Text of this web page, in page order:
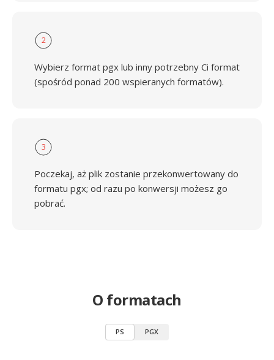
2
Wybierz format pgx lub inny potrzebny Ci format
(spośród ponad 200 wspieranych formatów).
3
Poczekaj, aż plik zostanie przekonwertowany do
formatu pgx; od razu po konwersji możesz go
pobrać.
O formatach
PS PGX